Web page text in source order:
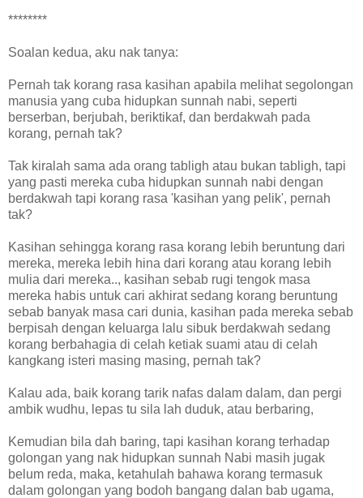
********
Soalan kedua, aku nak tanya:
Pernah tak korang rasa kasihan apabila melihat segolongan
manusia yang cuba hidupkan sunnah nabi, seperti
berserban, berjubah, beriktikaf, dan berdakwah pada
korang, pernah tak?
Tak kiralah sama ada orang tabligh atau bukan tabligh, tapi
yang pasti mereka cuba hidupkan sunnah nabi dengan
berdakwah tapi korang rasa 'kasihan yang pelik', pernah
tak?
Kasihan sehingga korang rasa korang lebih beruntung dari
mereka, mereka lebih hina dari korang atau korang lebih
mulia dari mereka.., kasihan sebab rugi tengok masa
mereka habis untuk cari akhirat sedang korang beruntung
sebab banyak masa cari dunia, kasihan pada mereka sebab
berpisah dengan keluarga lalu sibuk berdakwah sedang
korang berbahagia di celah ketiak suami atau di celah
kangkang isteri masing masing, pernah tak?
Kalau ada, baik korang tarik nafas dalam dalam, dan pergi
ambik wudhu, lepas tu sila lah duduk, atau berbaring,
Kemudian bila dah baring, tapi kasihan korang terhadap
golongan yang nak hidupkan sunnah Nabi masih jugak
belum reda, maka, ketahulah bahawa korang termasuk
dalam golongan yang bodoh bangang dalan bab ugama,